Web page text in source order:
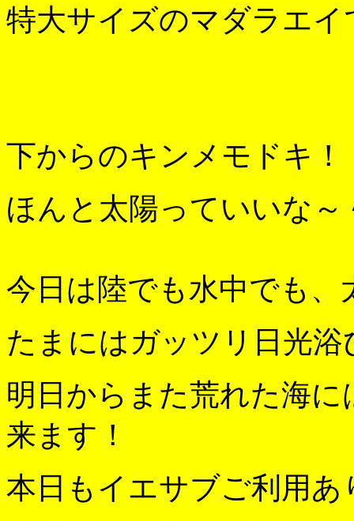
特大サイズのマダラエイ
下からのキンメモドキ！
ほんと太陽っていいな～
今日は陸でも水中でも
たまにはガッツリ日光
明日からまた荒れた海
来ます！
本日もイエサブご利用